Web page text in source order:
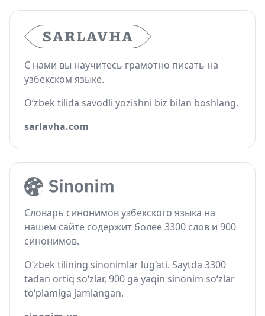
С нами вы научитесь грамотно писать на
узбекском языке.
O‘zbek tilida savodli yozishni biz bilan boshlang.
sarlavha.com
Словарь синонимов узбекского языка на
нашем сайте содержит более 3300 слов и 900
синонимов.
O‘zbek tilining sinonimlar lug‘ati. Saytda 3300
tadan ortiq so‘zlar, 900 ga yaqin sinonim so‘zlar
to‘plamiga jamlangan.